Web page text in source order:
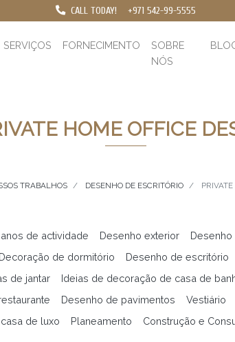
CALL TODAY! +971 542-99-5555
SERVIÇOS FORNECIMENTO
SOBRE
NÓS
HOME OFFICE
TRABALHOS DESENHO DE ESCRITÓRIO
de actividade Desenho exterior
Decoração de dormitório Desenho de escritório
de jantar Ideias de decoração de casa de
Desenho de pavimentos Vestiário
de luxo Planeamento Construção e